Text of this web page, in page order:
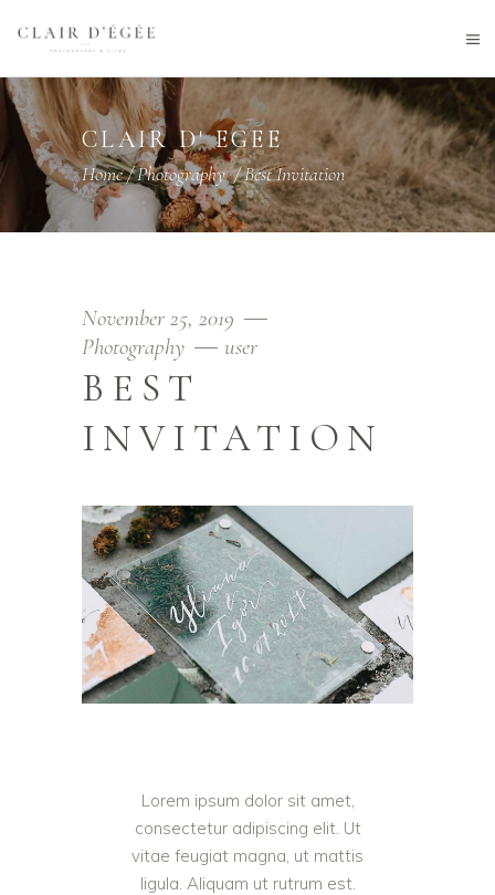
CLAIR D' EGEE
Home/Photography/Best Invitation
November 25, 2019
Photography
user
BEST
INVITATION
Lorem ipsum dolor sit amet,
consectetur adipiscing elit. Ut
vitae feugiat magna, ut mattis
ligula. Aliquam ut rutrum est.